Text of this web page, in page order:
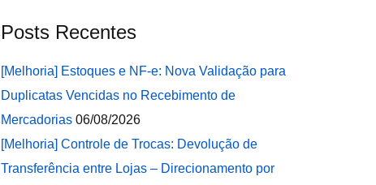
Posts Recentes
[Melhoria] Estoques e NF-e: Nova Validação para
Duplicatas Vencidas no Recebimento de
Mercadorias 06/08/2026
[Melhoria] Controle de Trocas: Devolução de
Transferência entre Lojas – Direcionamento por